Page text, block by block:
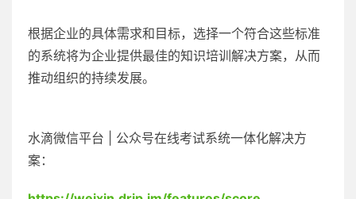
根据企业的具体需求和目标，选择一个符合这些标准
的系统将为企业提供最佳的知识培训解决方案，从而
推动组织的持续发展。
水滴微信平台 | 公众号在线考试系统一体化解决方
案：